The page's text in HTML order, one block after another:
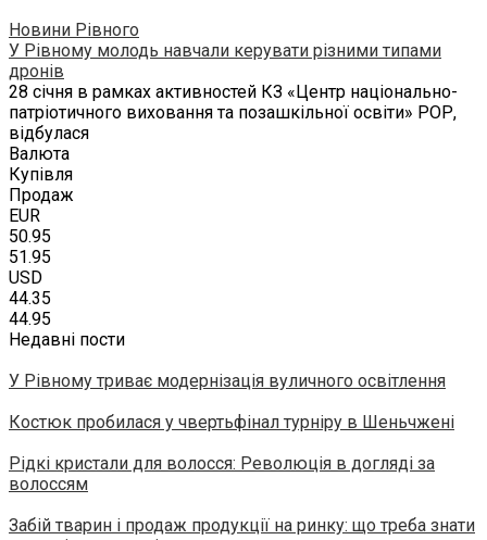
Новини Рівного
У Рівному молодь навчали керувати різними типами
дронів
28 січня в рамках активностей КЗ «Центр національно-
патріотичного виховання та позашкільної освіти» РОР,
відбулася
Валюта
Купівля
Продаж
EUR
50.95
51.95
USD
44.35
44.95
Недавні пости
У Рівному триває модернізація вуличного освітлення
Костюк пробилася у чвертьфінал турніру в Шеньчжені
Рідкі кристали для волосся: Революція в догляді за
волоссям
Забій тварин і продаж продукції на ринку: що треба знати